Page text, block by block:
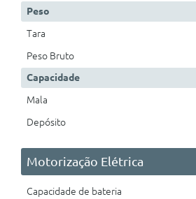
Peso
Tara
Peso Bruto
Capacidade
Mala
Depósito
Motorização Elétrica
Capacidade de bateria